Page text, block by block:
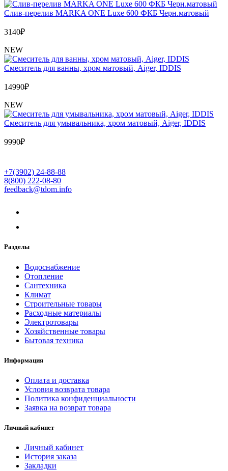
Слив-перелив MARKA ONE Luxe 600 ФКБ Черн.матовый
3140₽
NEW
Cмеситель для ванны, хром матовый, Aiger, IDDIS
14990₽
NEW
Cмеситель для умывальника, хром матовый, Aiger, IDDIS
9990₽
+7(3902) 24-88-88
8(800) 222-08-80
feedback@tdom.info
Разделы
Водоснабжение
Отопление
Сантехника
Климат
Строительные товары
Расходные материалы
Электротовары
Хозяйственные товары
Бытовая техника
Информация
Оплата и доставка
Условия возврата товара
Политика конфиденциальности
Заявка на возврат товара
Личный кабинет
Личный кабинет
История заказа
Закладки